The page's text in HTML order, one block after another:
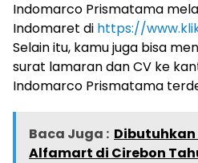
Indomarco Prismatama
Indomaret di https://
Selain itu, kamu juga bisa
surat lamaran dan CV ke
Indomarco Prismatama
Baca Juga : Dibutuhkan
Alfamart di Cirebon